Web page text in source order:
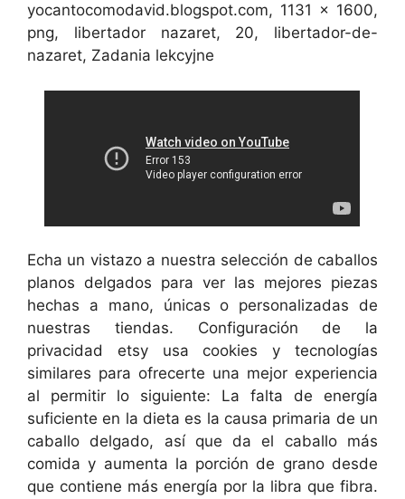
yocantocomodavid.blogspot.com, 1131 x 1600,
png, libertador nazaret, 20, libertador-de-
nazaret, Zadania lekcyjne
Echa un vistazo a nuestra selección de caballos
planos delgados para ver las mejores piezas
hechas a mano, únicas o personalizadas de
nuestras tiendas. Configuración de la
privacidad etsy usa cookies y tecnologías
similares para ofrecerte una mejor experiencia
al permitir lo siguiente: La falta de energía
suficiente en la dieta es la causa primaria de un
caballo delgado, así que da el caballo más
comida y aumenta la porción de grano desde
que contiene más energía por la libra que fibra.